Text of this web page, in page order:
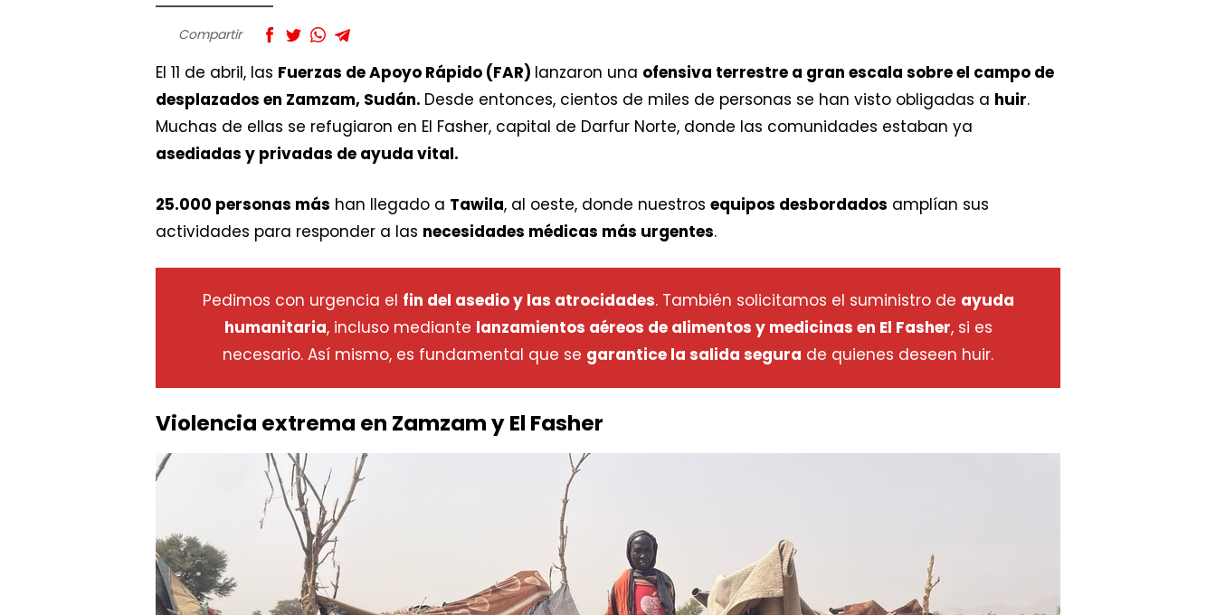
Compartir
El 11 de abril, las Fuerzas de Apoyo Rápido (FAR) lanzaron una ofensiva terrestre a gran escala sobre el campo de
desplazados en Zamzam, Sudán. Desde entonces, cientos de miles de personas se han visto obligadas a huir.
Muchas de ellas se refugiaron en El Fasher, capital de Darfur Norte, donde las comunidades estaban ya
asediadas y privadas de ayuda vital.
25.000 personas más han llegado a Tawila, al oeste, donde nuestros equipos desbordados amplían sus
actividades para responder a las necesidades médicas más urgentes.
Pedimos con urgencia el fin del asedio y las atrocidades. También solicitamos el suministro de ayuda
humanitaria, incluso mediante lanzamientos aéreos de alimentos y medicinas en El Fasher, si es
necesario. Así mismo, es fundamental que se garantice la salida segura de quienes deseen huir.
Violencia extrema en Zamzam y El Fasher